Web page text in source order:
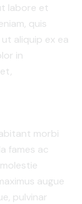
labore et
quis
aliquip ex ea
in
morbi
fames ac
augue
pulvinar